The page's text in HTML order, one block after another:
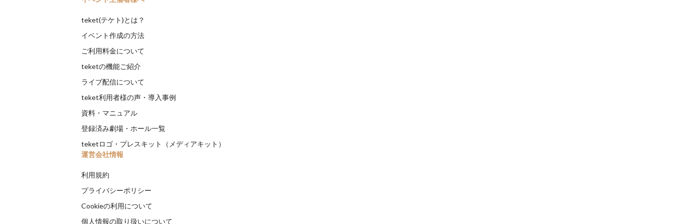
teket(テケト)とは？
イベント作成の方法
ご利用料金について
teketの機能ご紹介
ライブ配信について
teket利用者様の声・導入事例
資料・マニュアル
登録済み劇場・ホール一覧
teketロゴ・プレスキット（メディアキット）
運営会社情報
利用規約
プライバシーポリシー
Cookieの利用について
個人情報の取り扱いについて